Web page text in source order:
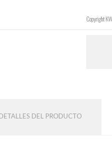
DETALLES DEL PRODUCTO